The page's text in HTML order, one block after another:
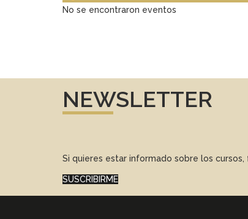
No se encontraron eventos
NEWSLETTER
Si quieres estar informado sobre los
SUSCRIBIRME